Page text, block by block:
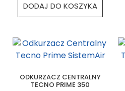
DODAJ DO KOSZYKA
ODKURZACZ CENTRALNY
TECNO PRIME 350